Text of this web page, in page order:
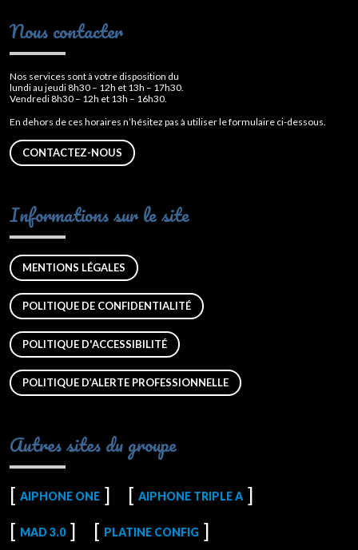
Nous contacter
Nos services sont à votre disposition du
lundi au jeudi 8h30 – 12h et 13h – 17h30.
Vendredi 8h30 – 12h et 13h – 16h30.
En dehors de ces horaires n’hésitez pas à utiliser le formulaire ci-dessous.
CONTACTEZ-NOUS
Informations sur le site
MENTIONS LÉGALES
POLITIQUE DE CONFIDENTIALITÉ
POLITIQUE D'ACCESSIBILITÉ
POLITIQUE D’ALERTE PROFESSIONNELLE
Autres sites du groupe
AIPHONE ONE AIPHONE TRIPLE A
MAD 3.0 PLATINE CONFIG